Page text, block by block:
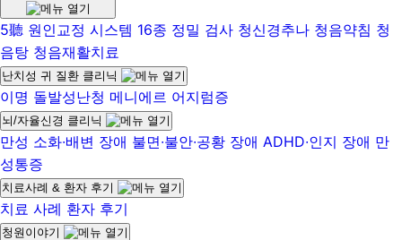
5聽 원인교정 시스템 16종 정밀 검사 청신경추나 청음약침 청
음탕 청음재활치료
난치성 귀 질환 클리닉
이명 돌발성난청 메니에르 어지럼증
뇌/자율신경 클리닉
만성 소화∙배변 장애 불면∙불안∙공황 장애 ADHD∙인지 장애 만
성통증
치료사례 & 환자 후기
치료 사례 환자 후기
청원이야기